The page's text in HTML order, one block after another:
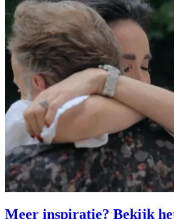
Meer inspiratie? Bekijk